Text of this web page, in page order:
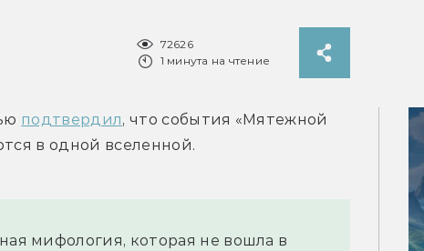
72626
1 минута на чтение
подтвердил, что события «Мятежной
в одной вселенной.
мифология, которая не вошла в